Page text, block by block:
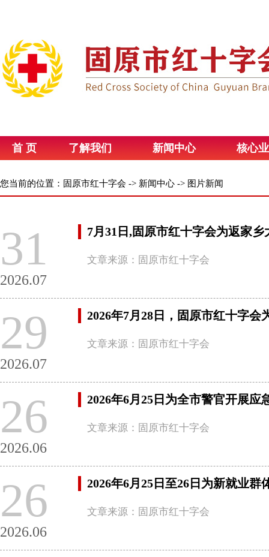
首 页 了解我们 新闻中心 核心
您当前的位置： 固原市红十字会 -> 新闻中心 -> 图片新闻
31
2026.07
7月31日,固原市红十字会为返家
文章来源：固原市红十字会
29
2026.07
2026年7月28日，固原市红十字
文章来源：固原市红十字会
26
2026.06
2026年6月25日为全市警官开展应
文章来源：固原市红十字会
26
2026.06
2026年6月25日至26日为新就业
文章来源：固原市红十字会